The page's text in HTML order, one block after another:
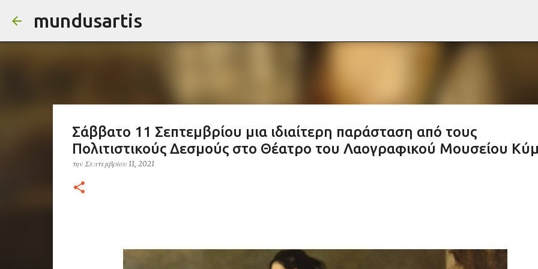
mundusartis
Σάββατο 11 Σεπτεμβρίου μια ιδιαίτερη παράσταση από τους
Πολιτιστικούς Δεσμούς στο Θέατρο του Λαογραφικού Μουσείου
την Σεπτεμβρίου 11, 2021